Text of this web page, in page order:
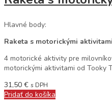
Hlavné body:
Raketa s motorickými aktivitami
4 motorické aktivity pre
motorickými aktivitami od Tooky
31,50 € s DPH
Pridať do košíka